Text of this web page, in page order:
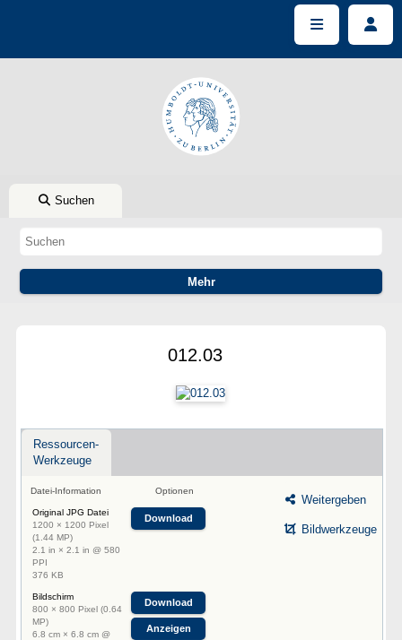
Suchen
012.03
Ressourcen-
Werkzeuge
Datei-Information Optionen
Original JPG Datei
1200 × 1200 Pixel
(1.44 MP)
2.1 in × 2.1 in @ 580
PPI
376 KB
Download
Bildschirm
800 × 800 Pixel (0.64
MP)
6.8 cm × 6.8 cm @
Download
Anzeigen
Weitergeben
Bildwerkzeuge